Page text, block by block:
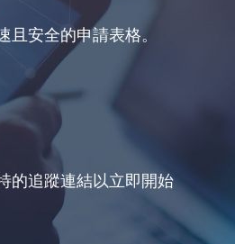
且安全的申請表格。
的追蹤連結以立即開始